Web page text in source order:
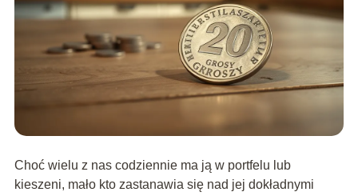
Choć wielu z nas codziennie ma ją w portfelu lub
kieszeni, mało kto zastanawia się nad jej dokładnymi